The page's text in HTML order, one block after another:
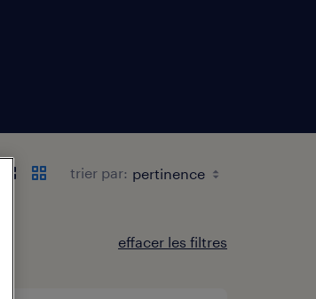
trier par:
effacer les filtres